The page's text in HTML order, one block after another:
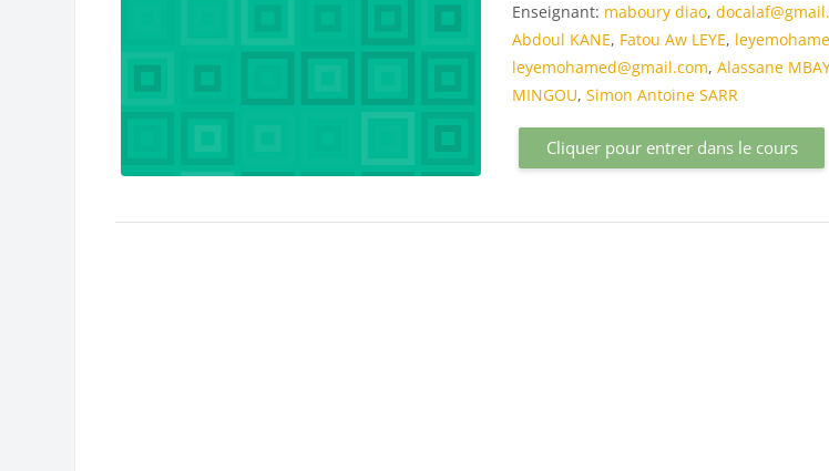
Enseignant: maboury diao,
Abdoul KANE, Fatou Aw LEYE,
leyemohamed@gmail.com,Alassane
MINGOU,Simon Antoine SARR
Cliquer pour entrer dans le cours